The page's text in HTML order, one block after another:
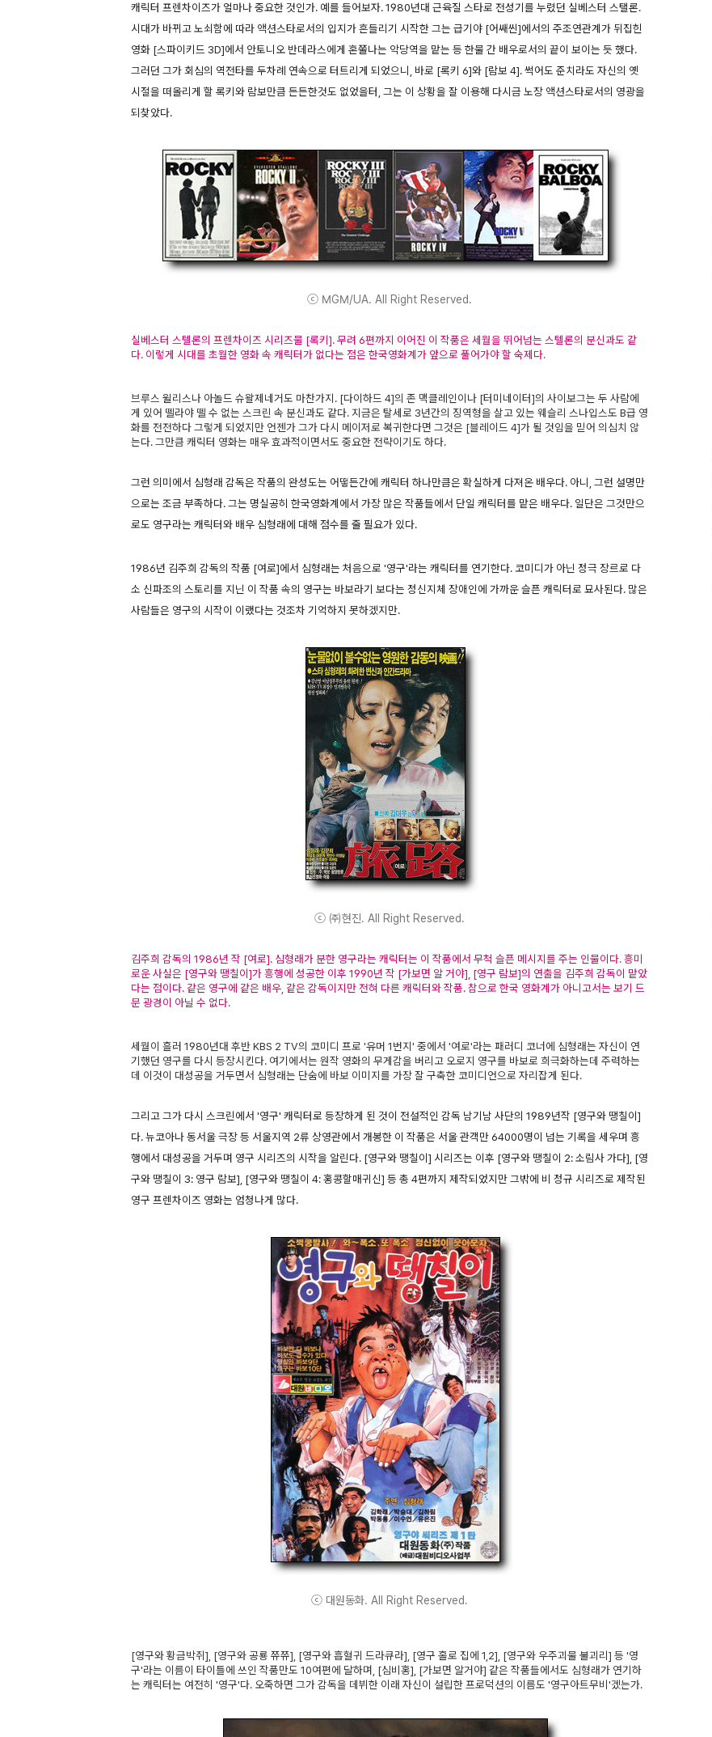
캐릭터 프렌차이즈가 얼마나 중요한 것인가. 예를 들어보자. 1980년대 근육질 스타로 전성기를 누렸던 실베스터 스탤론.
시대가 바뀌고 노쇠함에 따라 액션스타로서의 입지가 흔들리기 시작한 그는 급기야 [어쌔씬]에서의 주조연관계가 뒤집힌
영화 [스파이키드 3D]에서 안토니오 반데라스에게 혼쭐나는 악당역을 맡는 등 한물 간 배우로서의 끝이 보이는 듯 했다.
그러던 그가 회심의 역전타를 두차례 연속으로 터트리게 되었으니, 바로 [록키 6]와 [람보 4]. 썩어도 준치라도 자신의 옛
시절을 떠올리게 할 록키와 람보만큼 든든한것도 없었을터, 그는 이 상황을 잘 이용해 다시금 노장 액션스타로서의 영광을
되찾았다.
ⓒ MGM/UA. All Right Reserved.
실베스터 스텔론의 프렌차이즈 시리즈물 [록키]. 무려 6편까지 이어진 이 작품은 세월을 뛰어넘는 스텔론의 분신과도 같
다. 이렇게 시대를 초월한 영화 속 캐릭터가 없다는 점은 한국영화계가 앞으로 풀어가야 할 숙제다.
브루스 윌리스나 아놀드 슈왈제네거도 마찬가지. [다이하드 4]의 존 맥클레인이나 [터미네이터]의 사이보그는 두 사람에
게 있어 뗄라야 뗄 수 없는 스크린 속 분신과도 같다. 지금은 탈세로 3년간의 징역형을 살고 있는 웨슬리 스나입스도 B급 영
화를 전전하다 그렇게 되었지만 언젠가 그가 다시 메이저로 복귀한다면 그것은 [블레이드 4]가 될 것임을 믿어 의심치 않
는다. 그만큼 캐릭터 영화는 매우 효과적이면서도 중요한 전략이기도 하다.
그런 의미에서 심형래 감독은 작품의 완성도는 어떻든간에 캐릭터 하나만큼은 확실하게 다져온 배우다. 아니, 그런 설명만
으로는 조금 부족하다. 그는 명실공히 한국영화계에서 가장 많은 작품들에서 단일 캐릭터를 맡은 배우다. 일단은 그것만으
로도 영구라는 캐릭터와 배우 심형래에 대해 점수를 줄 필요가 있다.
1986년 김주희 감독의 작품 [여로]에서 심형래는 처음으로 '영구'라는 캐릭터를 연기한다. 코미디가 아닌 정극 장르로 다
소 신파조의 스토리를 지닌 이 작품 속의 영구는 바보라기 보다는 정신지체 장애인에 가까운 슬픈 캐릭터로 묘사된다. 많은
사람들은 영구의 시작이 이랬다는 것조차 기억하지 못하겠지만.
ⓒ ㈜현진. All Right Reserved.
김주희 감독의 1986년 작 [여로]. 심형래가 분한 영구라는 캐릭터는 이 작품에서 무척 슬픈 메시지를 주는 인물이다. 흥미
로운 사실은 [영구와 땡칠이]가 흥행에 성공한 이후 1990년 작 [가보면 알 거야], [영구 람보]의 연출을 김주희 감독이 맡았
다는 점이다. 같은 영구에 같은 배우, 같은 감독이지만 전혀 다른 캐릭터와 작품. 참으로 한국 영화계가 아니고서는 보기 드
문 광경이 아닐 수 없다.
세월이 흘러 1980년대 후반 KBS 2 TV의 코미디 프로 '유머 1번지' 중에서 '여로'라는 패러디 코너에 심형래는 자신이 연
기했던 영구를 다시 등장시킨다. 여기에서는 원작 영화의 무게감을 버리고 오로지 영구를 바보로 희극화하는데 주력하는
데 이것이 대성공을 거두면서 심형래는 단숨에 바보 이미지를 가장 잘 구축한 코미디언으로 자리잡게 된다.
그리고 그가 다시 스크린에서 '영구' 캐릭터로 등장하게 된 것이 전설적인 감독 남기남 사단의 1989년작 [영구와 땡칠이]
다. 뉴코아나 동서울 극장 등 서울지역 2류 상영관에서 개봉한 이 작품은 서울 관객만 64000명이 넘는 기록을 세우며 흥
행에서 대성공을 거두며 영구 시리즈의 시작을 알린다. [영구와 땡칠이] 시리즈는 이후 [영구와 땡칠이 2: 소림사 가다], [영
구와 땡칠이 3: 영구 람보], [영구와 땡칠이 4: 홍콩할매귀신] 등 총 4편까지 제작되었지만 그밖에 비 정규 시리즈로 제작된
영구 프렌차이즈 영화는 엄청나게 많다.
ⓒ 대원동화. All Right Reserved.
[영구와 황금박쥐], [영구와 공룡 쮸쮸], [영구와 흡혈귀 드라큐라], [영구 홀로 집에 1,2], [영구와 우주괴물 불괴리] 등 '영
구'라는 이름이 타이틀에 쓰인 작품만도 10여편에 달하며, [심비홍], [가보면 알거야] 같은 작품들에서도 심형래가 연기하
는 캐릭터는 여전히 '영구'다. 오죽하면 그가 감독을 데뷔한 이래 자신이 설립한 프로덕션의 이름도 '영구아트무비'겠는가.